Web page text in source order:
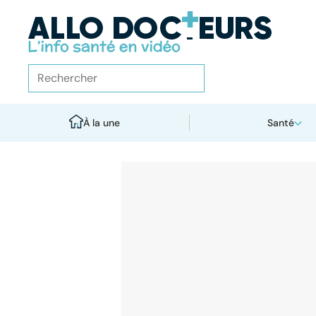
À la une Santé